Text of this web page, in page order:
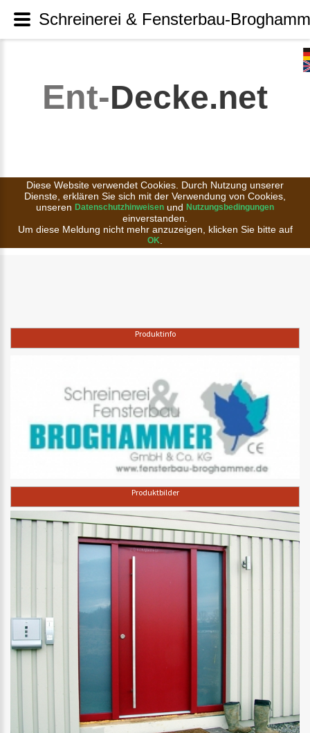
Ent-Decke.net
Diese Website verwendet Cookies. Durch Nutzung unserer
Dienste, erklären Sie sich mit der Verwendung von Cookies,
unseren Datenschutzhinweisen und Nutzungsbedingungen
einverstanden.
Um diese Meldung nicht mehr anzuzeigen, klicken Sie bitte auf
OK
Produktinfo
Produktbilder
Schreinerei & Fensterbau-